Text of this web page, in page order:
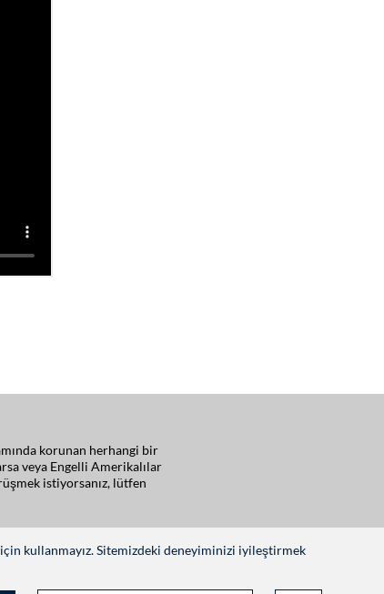
kullanmayız. Sitemizdeki deneyiminizi iyileştirmek
korunan herhangi bir
veya Engelli Amerikalılar
istiyorsanız, lütfen